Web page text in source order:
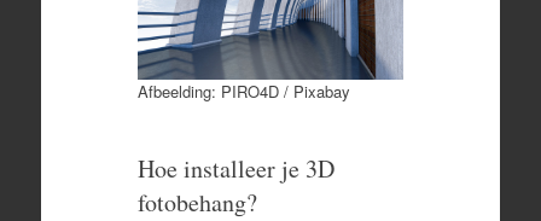
Afbeelding: PIRO4D / Pixabay
Hoe installeer je 3D
fotobehang?